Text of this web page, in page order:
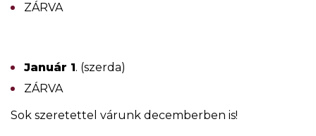
ZÁRVA
Január 1. (szerda)
ZÁRVA
Sok szeretettel várunk decemberben is!